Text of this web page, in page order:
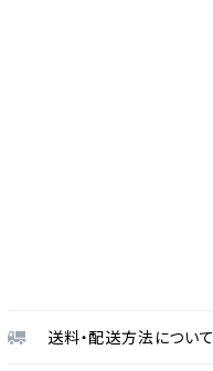
送料・配送方法について